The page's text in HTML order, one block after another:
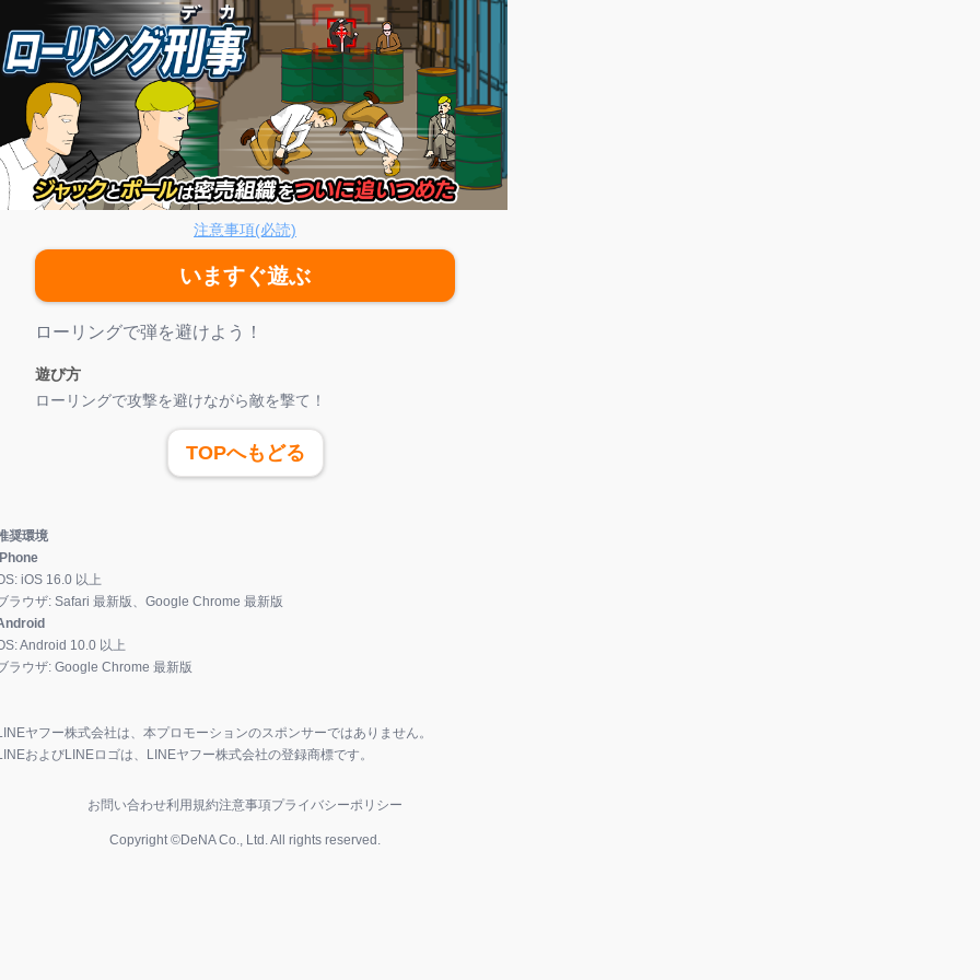
リング刑事
注意事項(必読)
いますぐ遊ぶ
ゲーム紹介
ローリングで弾を避けよう！
遊び方
ローリングで攻撃を避けながら敵を撃て！
TOPへもどる
奨環境
iOS 16.0 以上
ラウザ: Safari 最新版、Google Chrome 最新版
Android 10.0 以上
ラウザ: Google Chrome 最新版
ヤフー株式会社は、本プロモーションのスポンサーではありません。
およびLINEロゴは、LINEヤフー株式会社の登録商標です。
お問い合わせ利用規約注意事項プライバシーポリシー
Copyright ©DeNA Co., Ltd. All rights reserved.